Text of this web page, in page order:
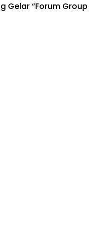
Gelar “Forum Group